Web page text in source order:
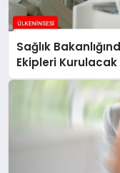
Sağlık
Ekipleri Kurulacak